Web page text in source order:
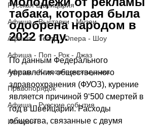
Русская Швейцария
Афиша - Выставки - Музеи
Афиша - Театр - Опера - Шоу
Афиша - Поп - Рок - Джаз
Афиша - Классическая музыка
Правопорядок
Афиша - Русские события
История
табака, которая была
одобрена народом в
2022 году.
По данным Федерального
управления общественного
здравоохранения (ФУОЗ), курение
является причиной 9‘500 смертей в
год в Швейцарии. Расходы
общества, связанные с двумя